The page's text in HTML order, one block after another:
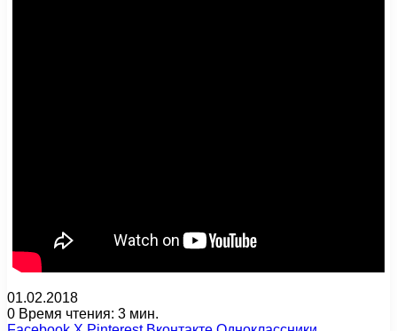
01.02.2018
0 Время чтения: 3 мин.